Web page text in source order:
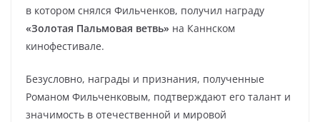
в котором снялся Фильченков, получил награду
«Золотая Пальмовая ветвь» на Каннском
кинофестивале.
Безусловно, награды и признания, полученные
Романом Фильченковым, подтверждают его талант и
значимость в отечественной и мировой